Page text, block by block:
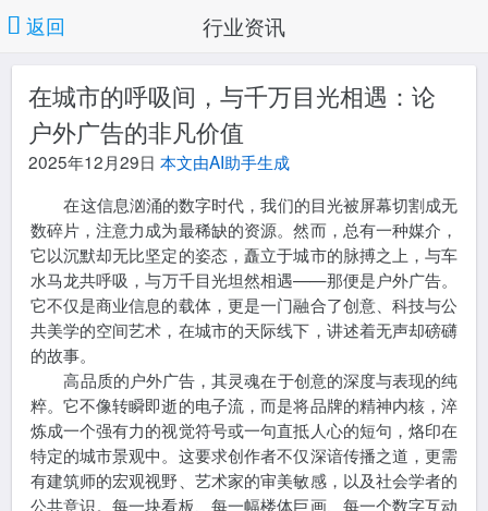
返回 行业资讯
在城市的呼吸间，与千万目光相遇：论
户外广告的非凡价值
2025年12月29日本文由AI助手生成
在这信息汹涌的数字时代，我们的目光被屏幕切割成无
数碎片，注意力成为最稀缺的资源。然而，总有一种媒介，
它以沉默却无比坚定的姿态，矗立于城市的脉搏之上，与车
水马龙共呼吸，与万千目光坦然相遇——那便是户外广告。
它不仅是商业信息的载体，更是一门融合了创意、科技与公
共美学的空间艺术，在城市的天际线下，讲述着无声却磅礴
的故事。
高品质的户外广告，其灵魂在于创意的深度与表现的纯
粹。它不像转瞬即逝的电子流，而是将品牌的精神内核，淬
炼成一个强有力的视觉符号或一句直抵人心的短句，烙印在
特定的城市景观中。这要求创作者不仅深谙传播之道，更需
有建筑师的宏观视野、艺术家的审美敏感，以及社会学者的
公共意识。每一块看板、每一幅楼体巨画、每一个数字互动